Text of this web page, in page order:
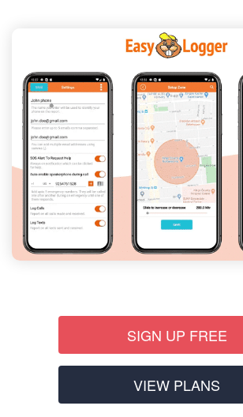
SIGN UP FREE
VIEW PLANS